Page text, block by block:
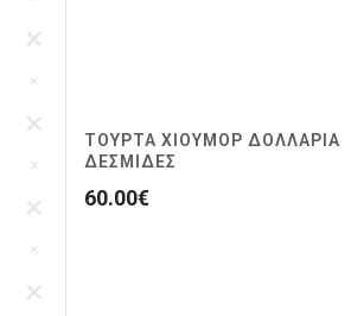
ΤΟΥΡΤΑ ΧΙΟΎΜΟΡ ΔΟΛΛΆΡΙΑ
ΔΕΣΜΊΔΕΣ
60.00€